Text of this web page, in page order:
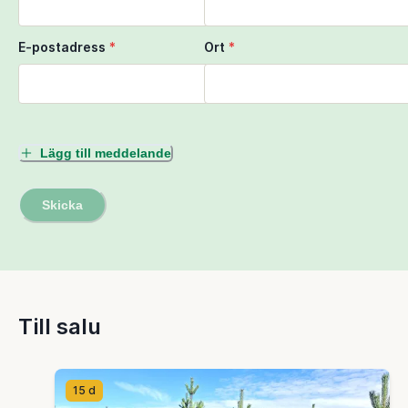
E-postadress * Ort *
Lägg till meddelande
Skicka
Till salu
15 d